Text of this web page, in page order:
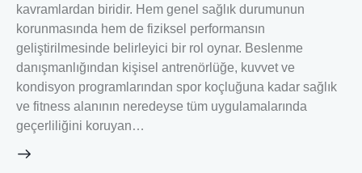
kavramlardan biridir. Hem genel sağlık durumunun
korunmasında hem de fiziksel performansın
geliştirilmesinde belirleyici bir rol oynar. Beslenme
danışmanlığından kişisel antrenörlüğe, kuvvet ve
kondisyon programlarından spor koçluğuna kadar sağlık
ve fitness alanının neredeyse tüm uygulamalarında
geçerliliğini koruyan…